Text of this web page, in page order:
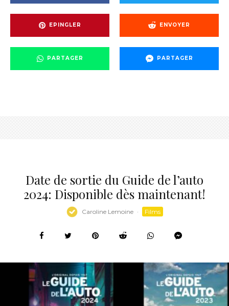
EPINGLER ENVOYER
PARTAGER PARTAGER
Date de sortie du Guide de l’auto
2024: Disponible dès maintenant!
Caroline Lemoine · Films